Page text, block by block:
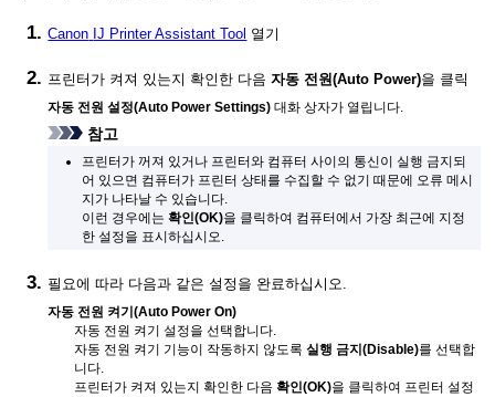
Canon IJ Printer Assistant Tool 열기
프린터 가 켜져 있는지 확인한 다음자동 전원(Auto Power)을 클릭
자동 전원 설정(Auto Power Settings) 대화 상자가 열립니다.
참고
프린터가 꺼져 있거나 프린터와 컴퓨터 사이의 통신이 실행 금지되
어 있으면 컴퓨터가 프린터 상태를 수집할 수 없기 때문에 오류 메시
지가 나타날 수 있습니다.
이런 경우에는 확인(OK)을 클릭하여 컴퓨터에서 가장 최근에 지정
한 설정을 표시하십시오.
필요에 따라 다음과 같은 설정을 완료하십시오.
자동 전원 켜기(Auto Power On)
자동 전원 켜기 설정을 선택합니다.
자동 전원 켜기 기능이 작동하지 않도록 실행 금지 (Disable)를 선택합
니다.
프린터가 켜져 있는지 확인한 다음 확인 (OK)을 클릭하여 프린터 설정